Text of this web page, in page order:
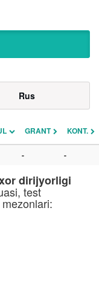
Rus
GRANT KONT.
- -
dirijyorligi
test